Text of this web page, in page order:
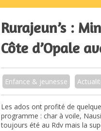
Rurajeun’s :
Côte d’Opale
Enfance & jeunesse
Les ados ont profité de
programme : char à voile,
toujours été au Rdv mais la